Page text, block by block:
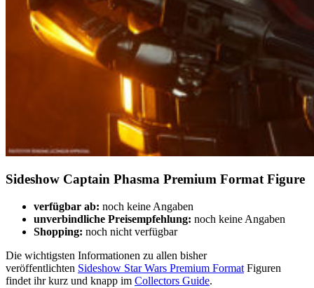
Sideshow Captain Phasma Premium Format Figure
verfügbar ab: noch keine Angaben
unverbindliche Preisempfehlung: noch keine Angaben
Shopping: noch nicht verfügbar
Die wichtigsten Informationen zu allen bisher
veröffentlichten Sideshow Star Wars Premium Format Figuren
findet ihr kurz und knapp im Collectors Guide.